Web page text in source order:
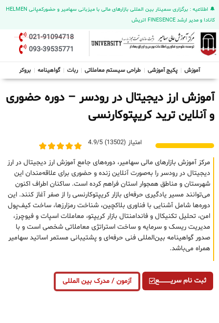
🔔 اطلاعیه : برگزاری سمینار بین المللی بازارهای مالی با میزبانی سهامیر و حضورکمپانی HELMEN
کانادا و مدیر ارشد FINESENCE اتریش
021-91094718
093-39535771
آموزش پکیج آموزشی طراحی سیستم معاملاتی ربات گواهینامه بروکر
آموزش ارز دیجیتال در رودسر – دوره حضوری
و آنلاین ترید کریپتوکارنسی
امتیاز (13502) 4.9/5
مرکز آموزش بازارهای مالی سهامیر، دوره‌های جامع آموزش ارز دیجیتال در ارز
دیجیتال در رودسر را به‌صورت آنلاین زنده و حضوری برای علاقه‌مندان این
شهرستان و مناطق همجوار استان فراهم کرده است. ساکنان اطراف اکنون
می‌توانند مسیر یادگیری حرفه‌ای بازار کریپتوکارنسی را از صفر آغاز کنند. این
دوره‌ها شامل آشنایی با فناوری بلاکچین، شناخت رمزارزها، ساخت کیف‌پول
امن، تحلیل تکنیکال و فاندامنتال بازار کریپتو، معاملات اسپات و فیوچرز،
مدیریت ریسک و سرمایه و ساخت استراتژی معاملاتی شخصی است و با
صدور گواهینامه بین‌المللی فنی حرفه‌ای و پشتیبانی مستمر اساتید سهامیر
همراه می‌باشد.
ثبت نام سریــــــــــــع آزمون / مدرک بین المللی